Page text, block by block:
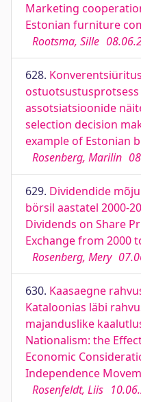
Marketing
Estonian furniture
Rootsma, Sille
628.
assotsiatsioonide
selection decision
example of Estonian
Rosenberg, Marilin
629. Dividendide
börsil aastatel 2000-
Dividends on Share
Exchange from 2000
Rosenberg, Mery
630. Kaasaegne
Kataloonias läbi
majanduslike
Nationalism: the
Economic
Independence
Rosenfeldt, Liis